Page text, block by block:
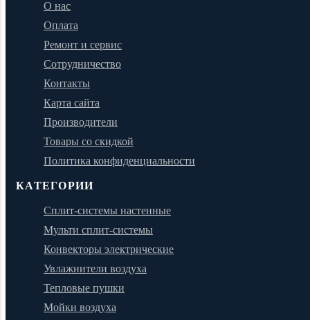
О нас
Оплата
Ремонт и сервис
Сотрудничество
Контакты
Карта сайта
Производители
Товары со скидкой
Политика конфиденциальности
КАТЕГОРИИ
Сплит-системы настенные
Мульти сплит-системы
Конвекторы электрические
Увлажнители воздуха
Тепловые пушки
Мойки воздуха